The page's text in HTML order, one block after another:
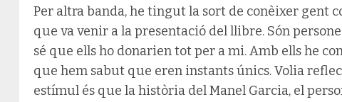
Per altra banda, he tingut la sort de conèixer gent
que va venir a la presentació del llibre. Són
sé que ells ho donarien tot per a mi. Amb ells he
que hem sabut que eren instants únics. Volia
estímul és que la història del Manel Garcia, el